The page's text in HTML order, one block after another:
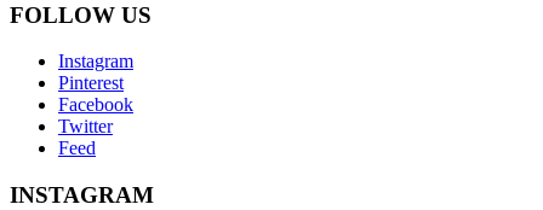
FOLLOW US
Instagram
Pinterest
Facebook
Twitter
Feed
INSTAGRAM